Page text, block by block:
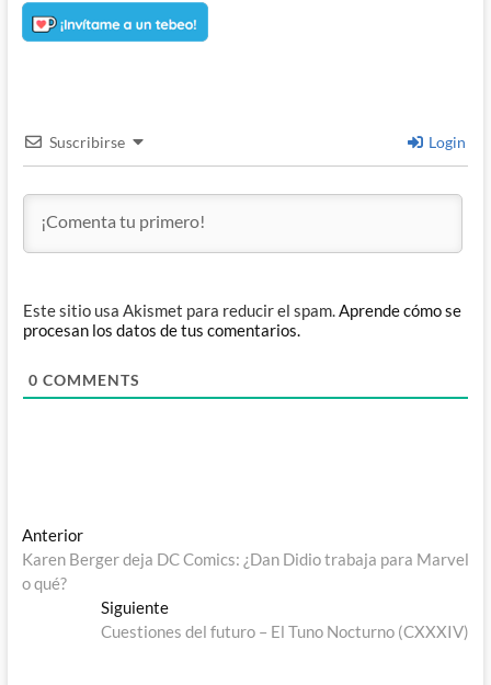
Suscribirse Login
Este sitio usa Akismet para reducir el spam.Aprende cómo se
procesan los datos de tus comentarios.
0 COMMENTS
Navegación
de
entradas
AnteriorEntrada
anterior:
Karen Berger deja DC Comics: ¿Dan Didio trabaja para Marvel
o qué?
SiguienteEntrada
siguiente:
Cuestiones del futuro – El Tuno Nocturno (CXXXIV)